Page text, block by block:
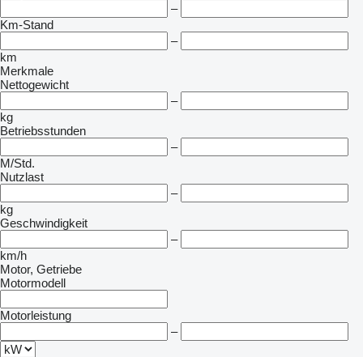
–
Km-Stand
–
km
Merkmale
Nettogewicht
–
kg
Betriebsstunden
–
M/Std.
Nutzlast
–
kg
Geschwindigkeit
–
km/h
Motor, Getriebe
Motormodell
Motorleistung
–